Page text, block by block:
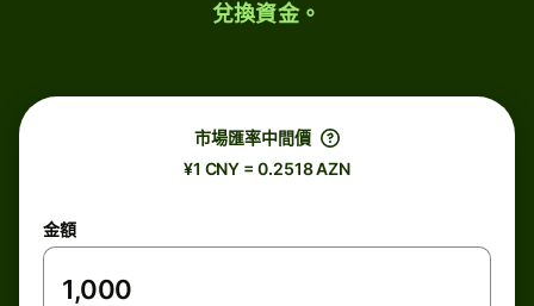
兌換資金。
市場匯率中間價
¥1 CNY = 0.2518 AZN
金額